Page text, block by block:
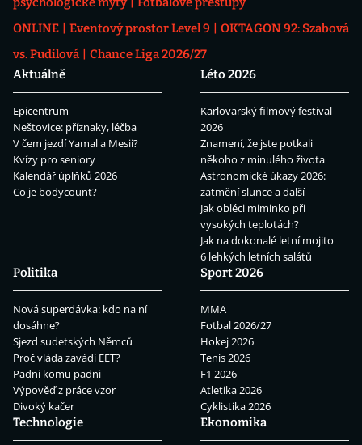
ONLINE
Eventový prostor Level 9
OKTAGON 92: Szabová
vs. Pudilová
Chance Liga 2026/27
Aktuálně
Epicentrum
Neštovice: příznaky, léčba
V čem jezdí Yamal a Mesii?
Kvízy pro seniory
Kalendář úplňků 2026
Co je bodycount?
Léto 2026
Karlovarský filmový festival
2026
Znamení, že jste potkali
někoho z minulého života
Astronomické úkazy 2026:
zatmění slunce a další
Jak obléci miminko při
vysokých teplotách?
Jak na dokonalé letní mojito
6 lehkých letních salátů
Politika
Nová superdávka: kdo na ní
dosáhne?
Sjezd sudetských Němců
Proč vláda zavádí EET?
Padni komu padni
Výpověď z práce vzor
Divoký kačer
Sport 2026
MMA
Fotbal 2026/27
Hokej 2026
Tenis 2026
F1 2026
Atletika 2026
Cyklistika 2026
Technologie
Ekonomika